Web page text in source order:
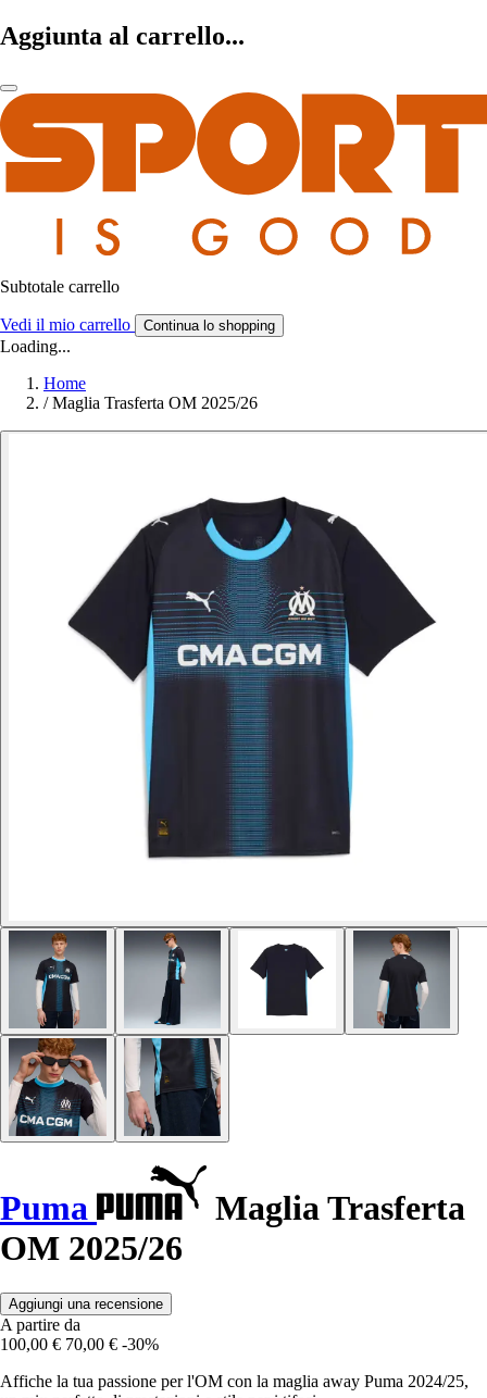
Aggiunta al carrello...
Subtotale carrello
Vedi il mio carrello Continua lo shopping
Loading...
Home
/ Maglia Trasferta OM 2025/26
Puma
Maglia Trasferta
OM 2025/26
Aggiungi una recensione
A partire da
100,00 € 70,00 € -30%
Affiche la tua passione per l'OM con la maglia away Puma 2024/25,